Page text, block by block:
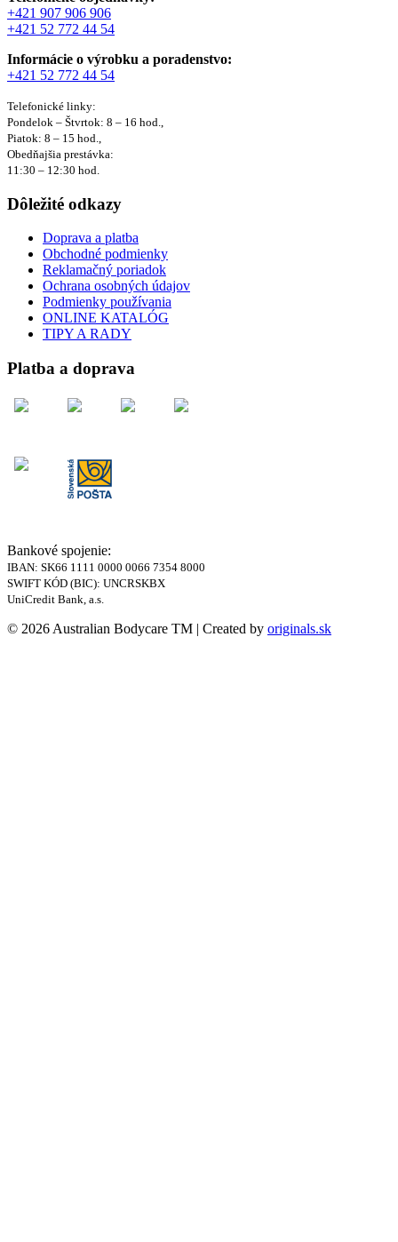
+421 907 906 906
+421 52 772 44 54
Informácie o výrobku a poradenstvo:
+421 52 772 44 54
Telefonické linky:
Pondelok – Štvrtok: 8 – 16 hod.,
Piatok: 8 – 15 hod.,
Obedňajšia prestávka:
11:30 – 12:30 hod.
Dôležité odkazy
Doprava a platba
Obchodné podmienky
Reklamačný poriadok
Ochrana osobných údajov
Podmienky používania
ONLINE KATALÓG
TIPY A RADY
Platba a doprava
Bankové spojenie:
IBAN: SK66 1111 0000 0066 7354 8000
SWIFT KÓD (BIC): UNCRSKBX
UniCredit Bank, a.s.
© 2026 Australian Bodycare TM | Created by originals.sk